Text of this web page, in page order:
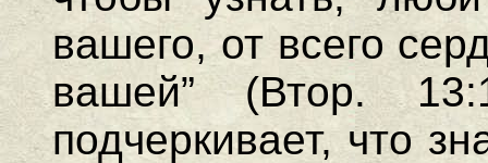
вашего, от всего
вашей” (Втор.
подчеркивает, что